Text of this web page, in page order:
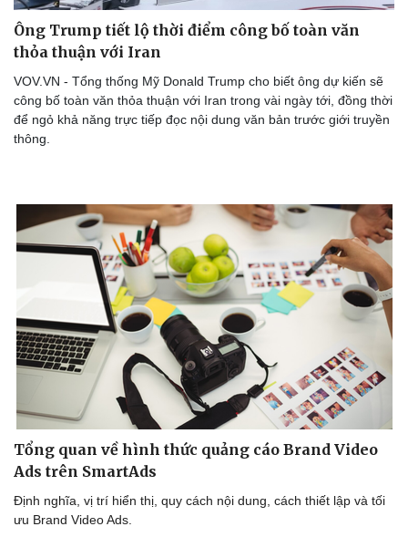
Ông Trump tiết lộ thời điểm công bố toàn văn
thỏa thuận với Iran
VOV.VN - Tổng thống Mỹ Donald Trump cho biết ông dự kiến sẽ
công bố toàn văn thỏa thuận với Iran trong vài ngày tới, đồng thời
để ngỏ khả năng trực tiếp đọc nội dung văn bản trước giới truyền
thông.
Tổng quan về hình thức quảng cáo Brand Video
Ads trên SmartAds
Định nghĩa, vị trí hiển thị, quy cách nội dung, cách thiết lập và tối
ưu Brand Video Ads.